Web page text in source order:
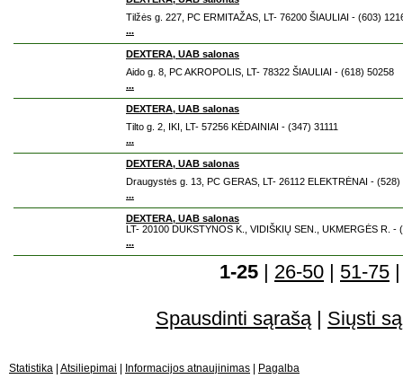
Tilžės g. 227, PC ERMITAŽAS, LT- 76200 ŠIAULIAI - (603)
...
DEXTERA, UAB salonas
Aido g. 8, PC AKROPOLIS, LT- 78322 ŠIAULIAI - (618) 50258
...
DEXTERA, UAB salonas
Tilto g. 2, IKI, LT- 57256 KĖDAINIAI - (347) 31111
...
DEXTERA, UAB salonas
Draugystės g. 13, PC GERAS, LT- 26112 ELEKTRĖNAI - (528)
...
DEXTERA, UAB salonas
LT- 20100 DUKSTYNOS K., VIDIŠKIŲ SEN., UKMERGĖS R. -
...
1-25 | 26-50 | 51-75
Spausdinti sąrašą| Siųsti
Statistika Atsiliepimai Informacijos atnaujinimas Pagalba